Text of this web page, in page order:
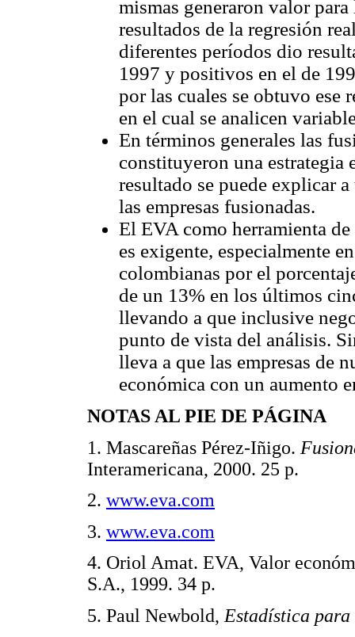
mismas generaron valor
resultados de la regresión
diferentes períodos dio
1997 y positivos en el de
por las cuales se obtuvo ese
en el cual se analicen
En términos generales las
constituyeron una estrategia
resultado se puede explicar
las empresas fusionadas.
El EVA como herramienta
es exigente, especialmente
colombianas por el
de un 13% en los últimos
llevando a que inclusive
punto de vista del análisis.
lleva a que las empresas de
económica con un aumento
NOTAS AL PIE DE PÁGINA
1. Mascareñas Pérez-Iñigo.
Interamericana, 2000. 25 p.
2. www.eva.com
3. www.eva.com
4. Oriol Amat. EVA, Valor
S.A., 1999. 34 p.
5. Paul Newbold, Estadística